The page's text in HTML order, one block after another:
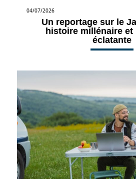
04/07/2026
Un reportage sur le
histoire millénaire et
éclatante